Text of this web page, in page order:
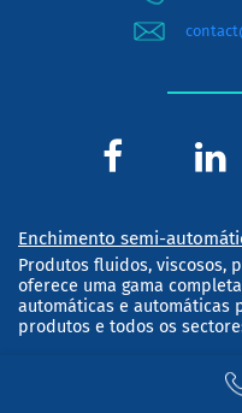
Enchimento semi-
Produtos fluidos, viscosos,
oferece uma gama
automáticas e automáticas
produtos e todos os
Soluções de
Tampas planas, tampas de